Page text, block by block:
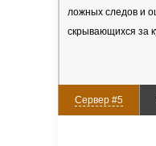
ложных следов и
скрывающихся за
Сервер #5